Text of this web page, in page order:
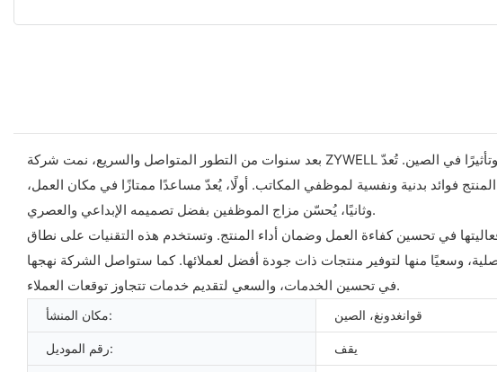
بعد سنوات من التطور المتواصل والسريع، نمت شركة ZYWELL لتصبح واحدة من أكثر الشركات احترافية وتأثيرًا في الصين. تُعدّ ZYWELL مُصنّعًا وموردًا شاملًا لمنتجات عالية الجودة وخدمة شاملة. وكما هو الحال
فوائد بدنية ونفسية لموظفي المكاتب. أولًا، يُعدّ مساعدًا ممتازًا في مكان العمل،
وثانيًا، يُحسّن مزاج الموظفين بفضل تصميمه الإبداعي والعصري.
في تحسين كفاءة العمل وضمان أداء المنتج. وتستخدم هذه التقنيات على نطاق
وسعيًا منها لتوفير منتجات ذات جودة أفضل لعملائها. كما ستواصل الشركة نهجها
في تحسين الخدمات، والسعي لتقديم خدمات تتجاوز توقعات العملاء.
مكان المنشأ: قوانغدونغ، الصين
رقم الموديل: يقف